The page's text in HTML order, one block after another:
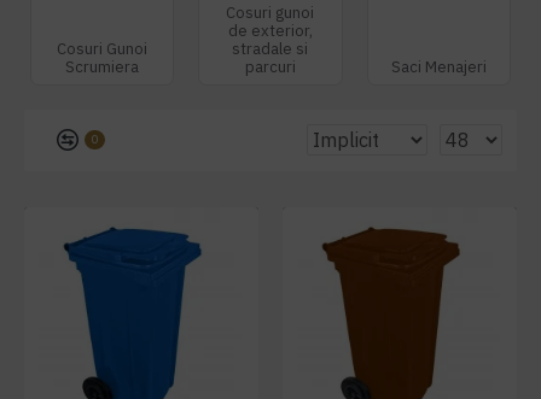
Cosuri Gunoi
Scrumiera
Cosuri gunoi
de exterior,
stradale si
parcuri
Saci Menajeri
0